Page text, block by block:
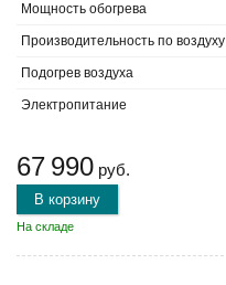
Мощность обогрева
Производительность по воздуху
Подогрев воздуха
Электропитание
67 990 руб.
В корзину
На складе